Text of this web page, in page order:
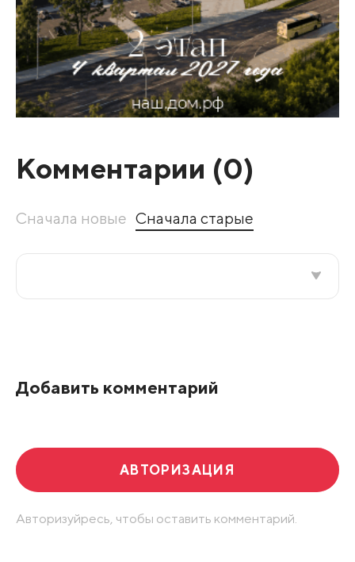
Комментарии (0)
Сначала новые Сначала старые
Добавить комментарий
АВТОРИЗАЦИЯ
Авторизуйресь, чтобы оставить комментарий.